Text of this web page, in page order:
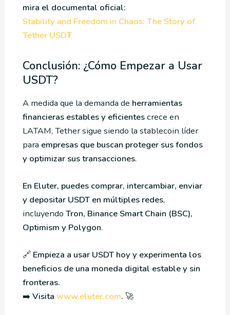
mira el documental oficial:
Stability and Freedom in Chaos: The Story of
Tether USD₮
Conclusión: ¿Cómo Empezar a Usar
USDT?
A medida que la demanda de herramientas
financieras estables y eficientescrece en
LATAM, Tether sigue siendo la stablecoin líder
para empresas que buscan proteger sus fondos
y optimizar sus transacciones.
En Eluter, puedes comprar, intercambiar, enviar
y depositar USDT en múltiples redes,
incluyendo Tron, Binance Smart Chain (BSC),
Optimism y Polygon.
🔗 Empieza a usar USDT hoy y experimenta los
beneficios de una moneda digital estable y sin
fronteras.
➡️ Visita www.eluter.com. 🚀